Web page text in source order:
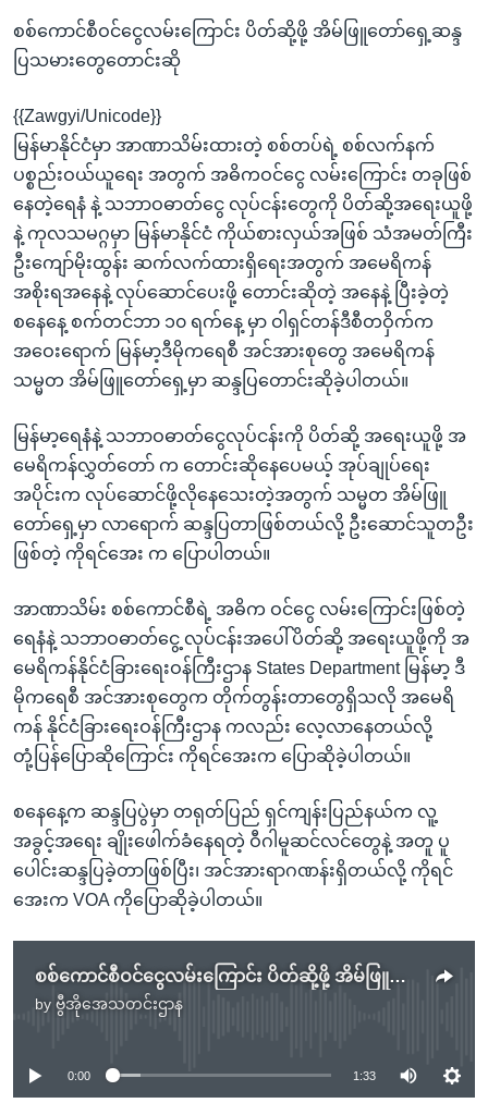
စစ်ကောင်စီဝင်ငွေလမ်းကြောင်း ပိတ်ဆို့ဖို့ အိမ်ဖြူတော်ရှေ့ဆန္ဒ
ပြသမားတွေတောင်းဆို
{{Zawgyi/Unicode}}
မြန်မာနိုင်ငံမှာ အာဏာသိမ်းထားတဲ့ စစ်တပ်ရဲ့ စစ်လက်နက်
ပစ္စည်းဝယ်ယူရေး အတွက် အဓိကဝင်ငွေ လမ်းကြောင်း တခုဖြစ်
နေတဲ့ရေနံ နဲ့ သဘာဝဓာတ်ငွေ လုပ်ငန်းတွေကို ပိတ်ဆို့အရေးယူဖို့
နဲ့ ကုလသမဂ္ဂမှာ မြန်မာနိုင်ငံ ကိုယ်စားလှယ်အဖြစ် သံအမတ်ကြီး
ဦးကျော်မိုးထွန်း ဆက်လက်ထားရှိရေးအတွက် အမေရိကန်
အစိုးရအနေနဲ့ လုပ်ဆောင်ပေးဖို့ တောင်းဆိုတဲ့ အနေနဲ့ ပြီးခဲ့တဲ့
စနေနေ့ စက်တင်ဘာ ၁၀ ရက်နေ့ မှာ ဝါရှင်တန်ဒီစီတဝှိက်က
အဝေးရောက် မြန်မာ့ဒီမိုကရေစီ အင်အားစုတွေ အမေရိကန်
သမ္မတ အိမ်ဖြူတော်ရှေ့မှာ ဆန္ဒပြတောင်းဆိုခဲ့ပါတယ်။
မြန်မာ့ရေနံနဲ့ သဘာဝဓာတ်ငွေလုပ်ငန်းကို ပိတ်ဆို့ အရေးယူဖို့ အ
မေရိကန်လွှတ်တော် က တောင်းဆိုနေပေမယ့် အုပ်ချုပ်ရေး
အပိုင်းက လုပ်ဆောင်ဖို့လိုနေသေးတဲ့အတွက် သမ္မတ အိမ်ဖြူ
တော်ရှေ့မှာ လာရောက် ဆန္ဒပြတာဖြစ်တယ်လို့ ဦးဆောင်သူတဦး
ဖြစ်တဲ့ ကိုရင်အေး က ပြောပါတယ်။
အာဏာသိမ်း စစ်ကောင်စီရဲ့ အဓိက ဝင်ငွေ လမ်းကြောင်းဖြစ်တဲ့
ရေနံနဲ့ သဘာဝဓာတ်ငွေ့ လုပ်ငန်းအပေါ်ပိတ်ဆို့ အရေးယူဖို့ကို အ
မေရိကန်နိုင်ငံခြားရေးဝန်ကြီးဌာန States Department မြန်မာ့ ဒီ
မိုကရေစီ အင်အားစုတွေက တိုက်တွန်းတာတွေရှိသလို အမေရိ
ကန် နိုင်ငံခြားရေးဝန်ကြီးဌာန ကလည်း လေ့လာနေတယ်လို့
တုံ့ပြန်ပြောဆိုကြောင်း ကိုရင်အေးက ပြောဆိုခဲ့ပါတယ်။
စနေနေ့က ဆန္ဒပြပွဲမှာ တရုတ်ပြည် ရှင်ကျန်းပြည်နယ်က လူ့
အခွင့်အရေး ချိုးဖေါက်ခံနေရတဲ့ ဝီဂါမူဆင်လင်တွေနဲ့ အတူ ပူ
ပေါင်းဆန္ဒပြခဲ့တာဖြစ်ပြီး၊ အင်အားရာဂဏန်းရှိတယ်လို့ ကိုရင်
အေးက VOA ကိုပြောဆိုခဲ့ပါတယ်။
စစ်ကောင်စီဝင်ငွေလမ်းကြောင်း ပိတ်ဆို့ဖို့ အိမ်ဖြူတော်ရှေ့ဆန္ဒပြသမားတွေတောင်းဆို
by ဗွီအိုအေသတင်းဌာန
No media source currently available
0:00 1:33